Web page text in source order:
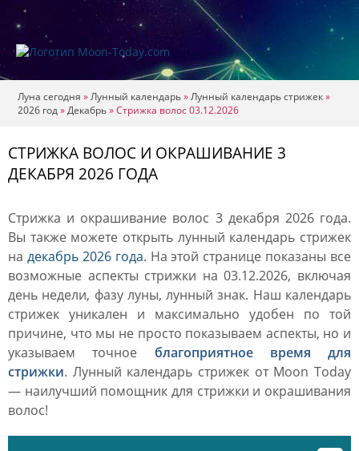
Луна сегодня »Лунный календарь»Лунный календарь стрижек»
2026 год»Декабрь»Стрижка волос 03.12.2026
СТРИЖКА ВОЛОС И ОКРАШИВАНИЕ 3
ДЕКАБРЯ 2026 ГОДА
Стрижка и окрашивание волос 3 декабря 2026 года.
Вы также можете открыть лунный календарь стрижек
на декабрь 2026 года. На этой странице показаны все
возможные аспекты стрижки на 03.12.2026, включая
день недели, фазу луны, лунный знак. Наш календарь
стрижек уникален и максимально удобен по той
причине, что мы не просто показываем аспекты, но и
указываем точное благоприятное время для
стрижки. Лунный календарь стрижек от Moon Today
— наилучший помощник для стрижки и окрашивания
волос!